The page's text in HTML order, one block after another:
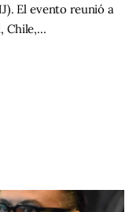
El evento reunió a
Chile,…